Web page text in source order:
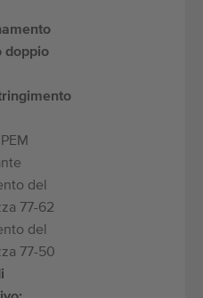
doppio
del
77-62
del
77-50